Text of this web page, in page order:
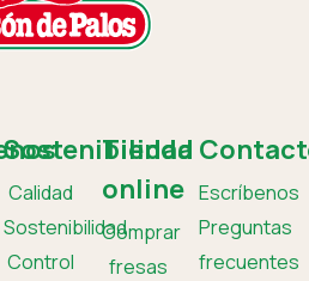
Sostenibilidad
Calidad
Sostenibilidad
Control
Tienda
online
Comprar
fresas
Escríbenos
Preguntas
frecuentes